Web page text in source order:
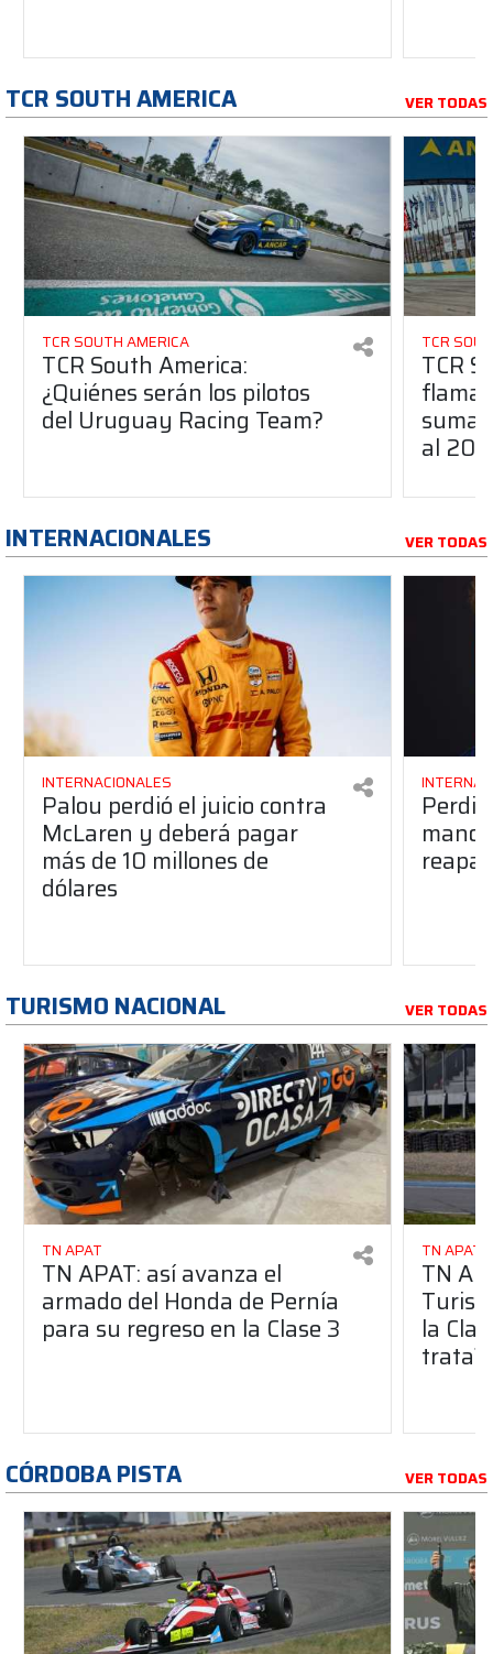
TCR SOUTH AMERICA VER TODAS
TCR SOUTH AMERICA
TCR South America:
¿Quiénes serán los pilotos
del Uruguay Racing Team?
TCR
TCR
suma
al
INTERNACIONALES VER TODAS
INTERNACIONALES
Palou perdió el juicio contra
McLaren y deberá pagar
más de 10 millones de
dólares
TURISMO NACIONAL VER TODAS
TN APAT
TN APAT: así avanza el
armado del Honda de Pernía
para su regreso en la Clase 3
TN APAT
TN
la
trata?
CÓRDOBA PISTA VER TODAS